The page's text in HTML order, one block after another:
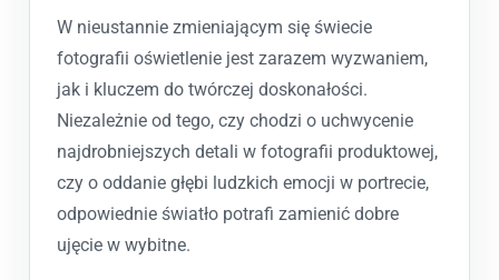
W nieustannie zmieniającym się świecie
fotografii oświetlenie jest zarazem wyzwaniem,
jak i kluczem do twórczej doskonałości.
Niezależnie od tego, czy chodzi o uchwycenie
najdrobniejszych detali w fotografii produktowej,
czy o oddanie głębi ludzkich emocji w portrecie,
odpowiednie światło potrafi zamienić dobre
ujęcie w wybitne.